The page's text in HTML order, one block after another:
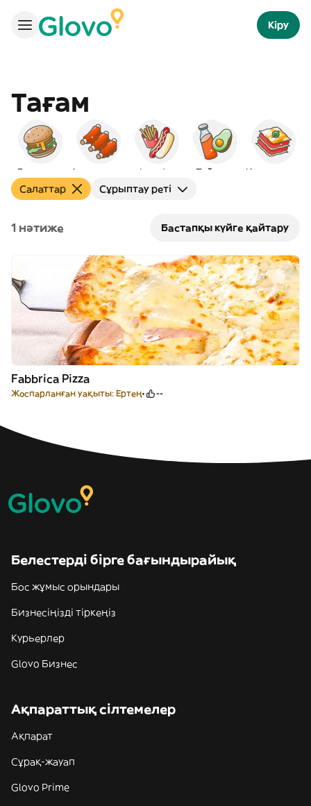
Кіру
Тағам
Бургерлер Америкалық Фаст фуд Пайдалы Итальяндық
Салаттар Сұрыптау реті
1 нәтиже Бастапқы күйге қайтару
Fabbrica Pizza
Жоспарланған уақыты: Ертең --
Белестерді бірге бағындырайық
Бос жұмыс орындары
Бизнесіңізді тіркеңіз
Курьерлер
Glovo Бизнес
Ақпараттық сілтемелер
Ақпарат
Сұрақ-жауап
Glovo Prime